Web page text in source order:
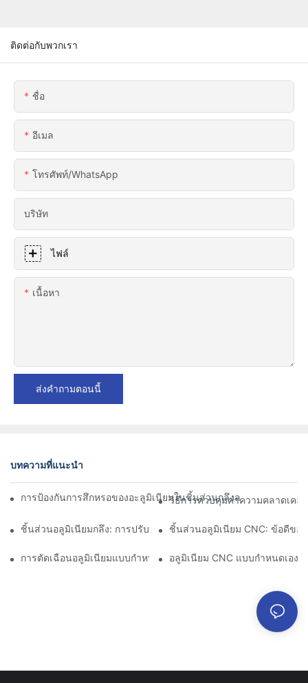
ติดต่อกับพวกเรา
ชื่อ
อีเมล
โทรศัพท์/WhatsApp
บริษัท
ไฟล์
เนื้อหา
ส่งคำถามตอนนี้
บทความที่แนะนำ
การป้องกันการสึกหรอของอะลูมิเนียมในชิ้นส่วนกลึงละเอียด: การออ
วิธีการควบคุมค่าความคลาดเคลื่
ชิ้นส่วนอลูมิเนียมกลึง: การปรับแต่งสำหรับตลาดเฉพาะกลุ่ม
ชิ้นส่วนอลูมิเนียม CNC: ข้อดีขอ
การตัดเฉือนอลูมิเนียมแบบกำหนดเอง: การสำรวจนวัตกรรมอุตสาหก
อลูมิเนียม CNC แบบกำหนดเอง